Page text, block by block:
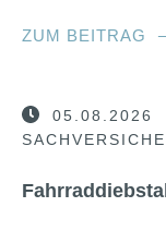
ZUM BEITRAG
05.08.2026